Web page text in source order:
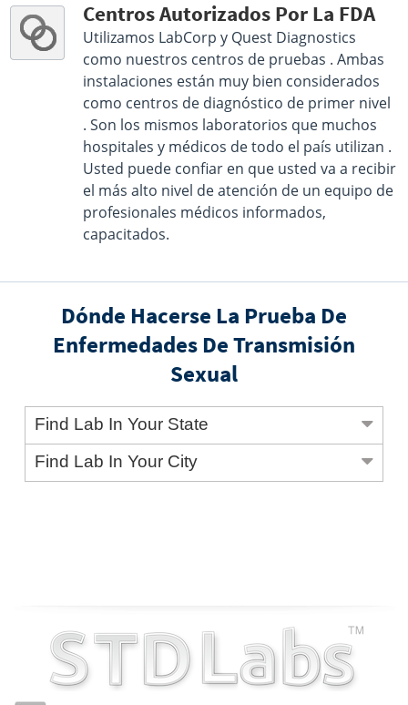
Centros Autorizados Por La FDA
Utilizamos LabCorp y Quest Diagnostics
como nuestros centros de pruebas . Ambas
instalaciones están muy bien considerados
como centros de diagnóstico de primer nivel
. Son los mismos laboratorios que muchos
hospitales y médicos de todo el país utilizan .
Usted puede confiar en que usted va a recibir
el más alto nivel de atención de un equipo de
profesionales médicos informados,
capacitados.
Dónde Hacerse La Prueba De
Enfermedades De Transmisión
Sexual
Find Lab In Your State
Find Lab In Your City